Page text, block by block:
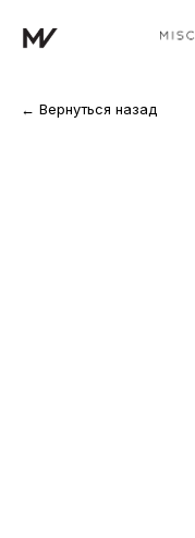
← Вернуться назад